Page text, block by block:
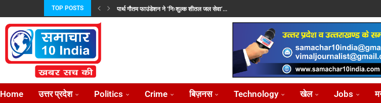
TOP POSTS पार्थ गौतम फाउंडेशन ने ‘निःशुल्क शीतल जल सेवा’...
Home उत्तर प्रदेश Politics Crime बिज़नस Technology खेल Jobs